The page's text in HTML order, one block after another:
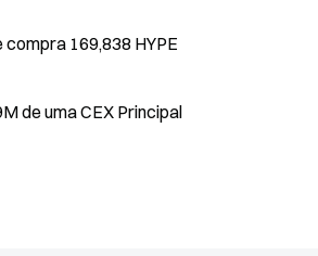
169,838 HYPE
Carteira Recém-Criada Retira 1.470 BTC no Valor de $109M de uma CEX Principal